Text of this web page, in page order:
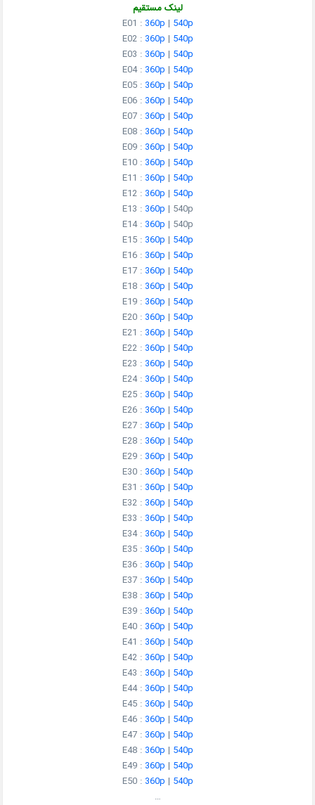
لینک مستقیم
E01 : 360p | 540p
E02 : 360p | 540p
E03 : 360p | 540p
E04 : 360p | 540p
E05 : 360p | 540p
E06 : 360p | 540p
E07 : 360p | 540p
E08 : 360p | 540p
E09 : 360p | 540p
E10 : 360p | 540p
E11 : 360p | 540p
E12 : 360p | 540p
E13 : 360p | 540p
E14 : 360p | 540p
E15 : 360p | 540p
E16 : 360p | 540p
E17 : 360p | 540p
E18 : 360p | 540p
E19 : 360p | 540p
E20 : 360p | 540p
E21 : 360p | 540p
E22 : 360p | 540p
E23 : 360p | 540p
E24 : 360p | 540p
E25 : 360p | 540p
E26 : 360p | 540p
E27 : 360p | 540p
E28 : 360p | 540p
E29 : 360p | 540p
E30 : 360p | 540p
E31 : 360p | 540p
E32 : 360p | 540p
E33 : 360p | 540p
E34 : 360p | 540p
E35 : 360p | 540p
E36 : 360p | 540p
E37 : 360p | 540p
E38 : 360p | 540p
E39 : 360p | 540p
E40 : 360p | 540p
E41 : 360p | 540p
E42 : 360p | 540p
E43 : 360p | 540p
E44 : 360p | 540p
E45 : 360p | 540p
E46 : 360p | 540p
E47 : 360p | 540p
E48 : 360p | 540p
E49 : 360p | 540p
E50 : 360p | 540p
…